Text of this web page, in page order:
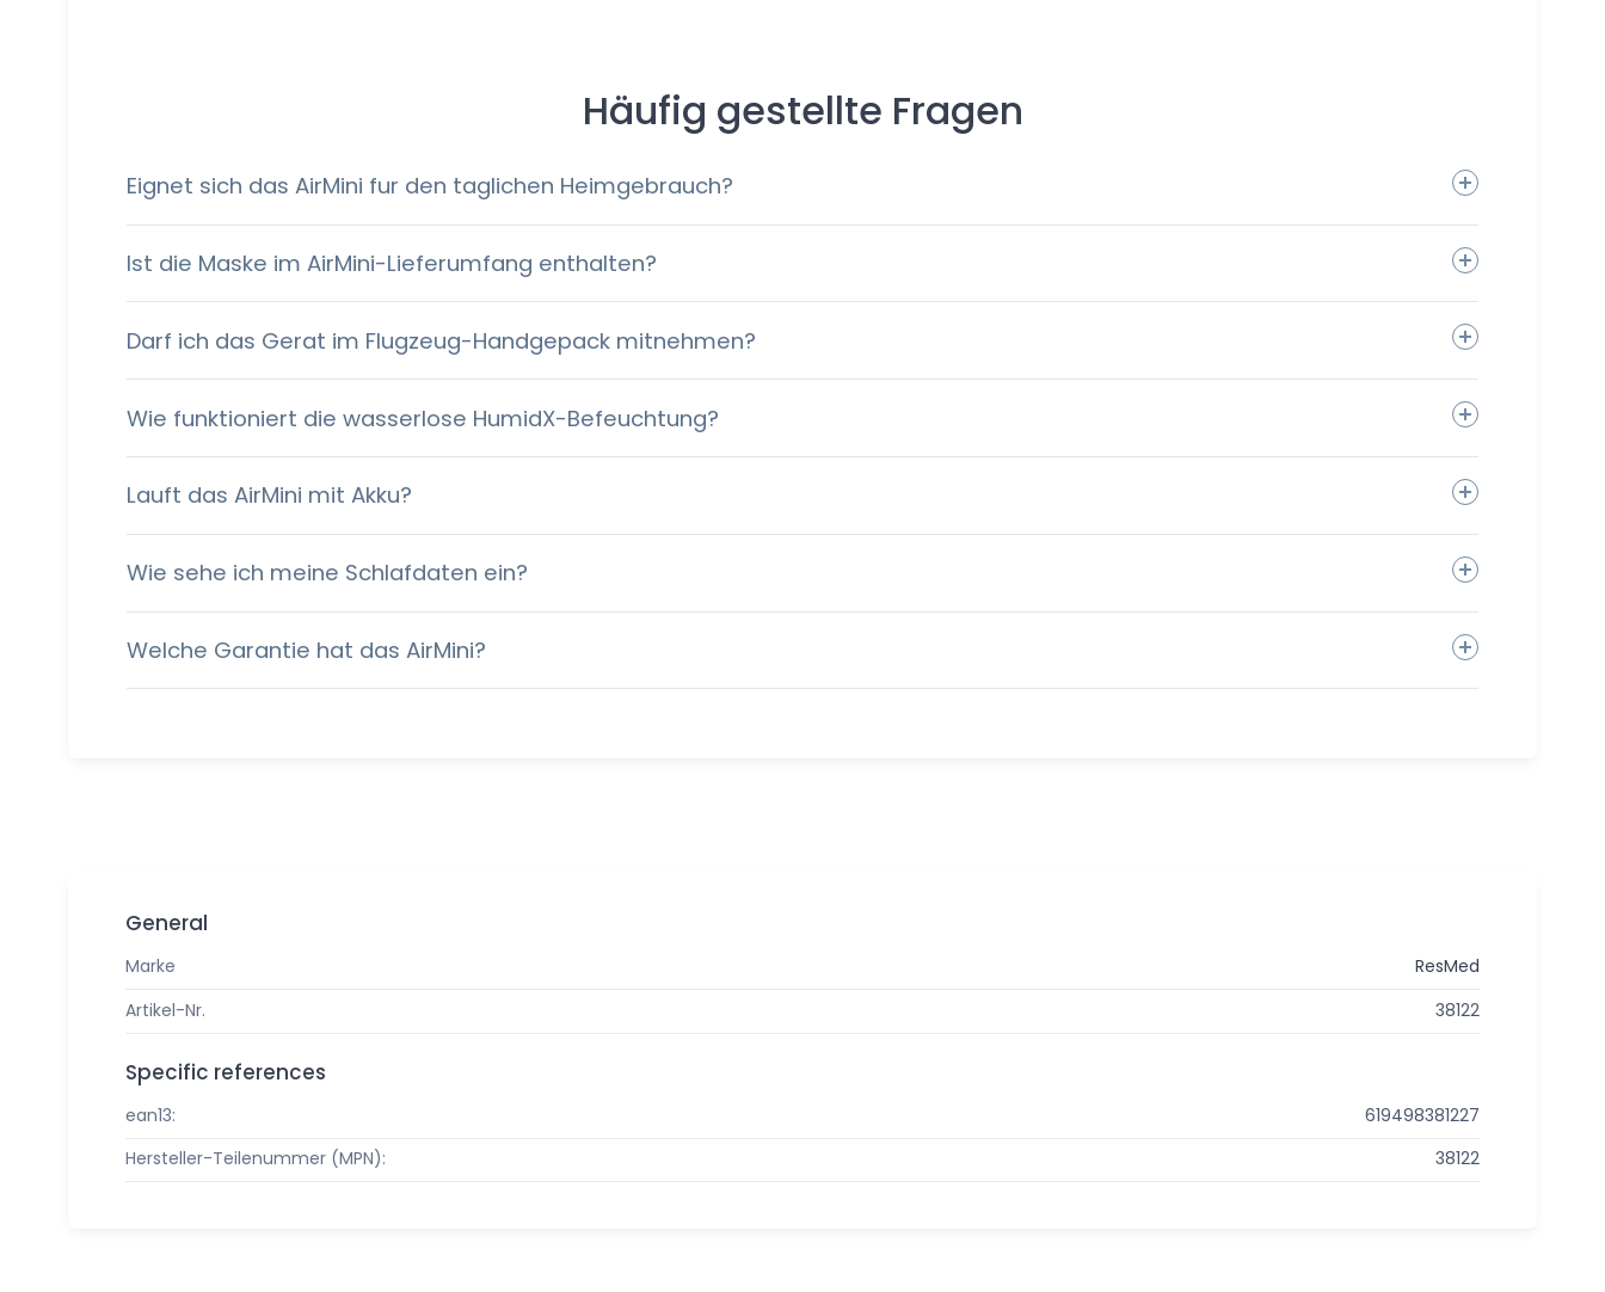
Häufig gestellte Fragen
Eignet sich das AirMini fur den taglichen Heimgebrauch?
Ist die Maske im AirMini-Lieferumfang enthalten?
Darf ich das Gerat im Flugzeug-Handgepack mitnehmen?
Wie funktioniert die wasserlose HumidX-Befeuchtung?
Lauft das AirMini mit Akku?
Wie sehe ich meine Schlafdaten ein?
Welche Garantie hat das AirMini?
General
Marke
ResMed
Artikel-Nr.
38122
Specific references
ean13:
619498381227
Hersteller-Teilenummer (MPN):
38122